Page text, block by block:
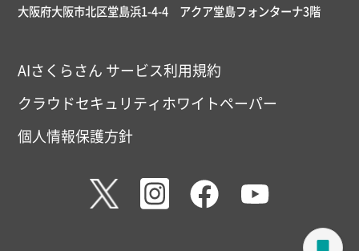
大阪府大阪市北区堂島浜1-4-4 アクア堂島フォンターナ3階
AIさくらさん サービス利用規約
クラウドセキュリティホワイトペーパー
個人情報保護方針